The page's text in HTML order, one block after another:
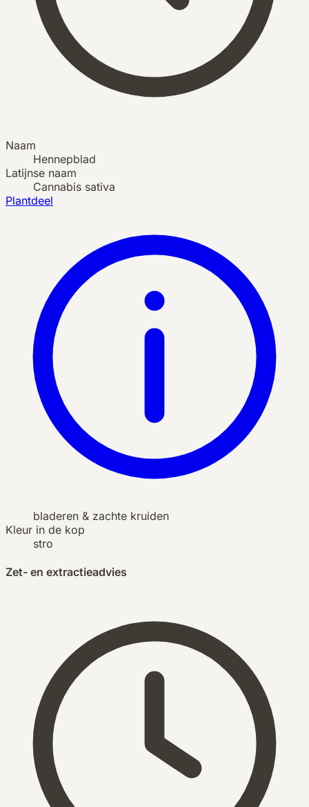
Naam
Hennepblad
Latijnse naam
Cannabis sativa
Plantdeel
bladeren & zachte kruiden
Kleur in de kop
stro
Zet- en extractieadvies